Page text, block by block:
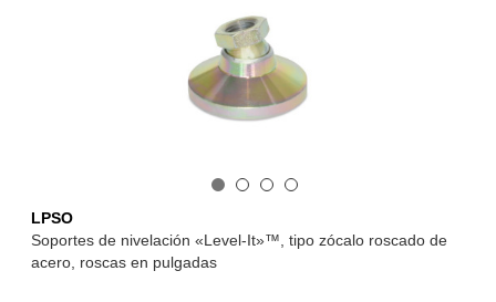
LPSO
Soportes de nivelación «Level-It»™, tipo zócalo roscado de
acero, roscas en pulgadas